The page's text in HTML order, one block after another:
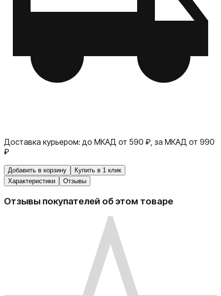
Доставка курьером: до МКАД от 590 ₽, за МКАД от 990
₽
Добавить в корзину
Купить в 1 клик
Характеристики
Отзывы
Отзывы покупателей об этом товаре